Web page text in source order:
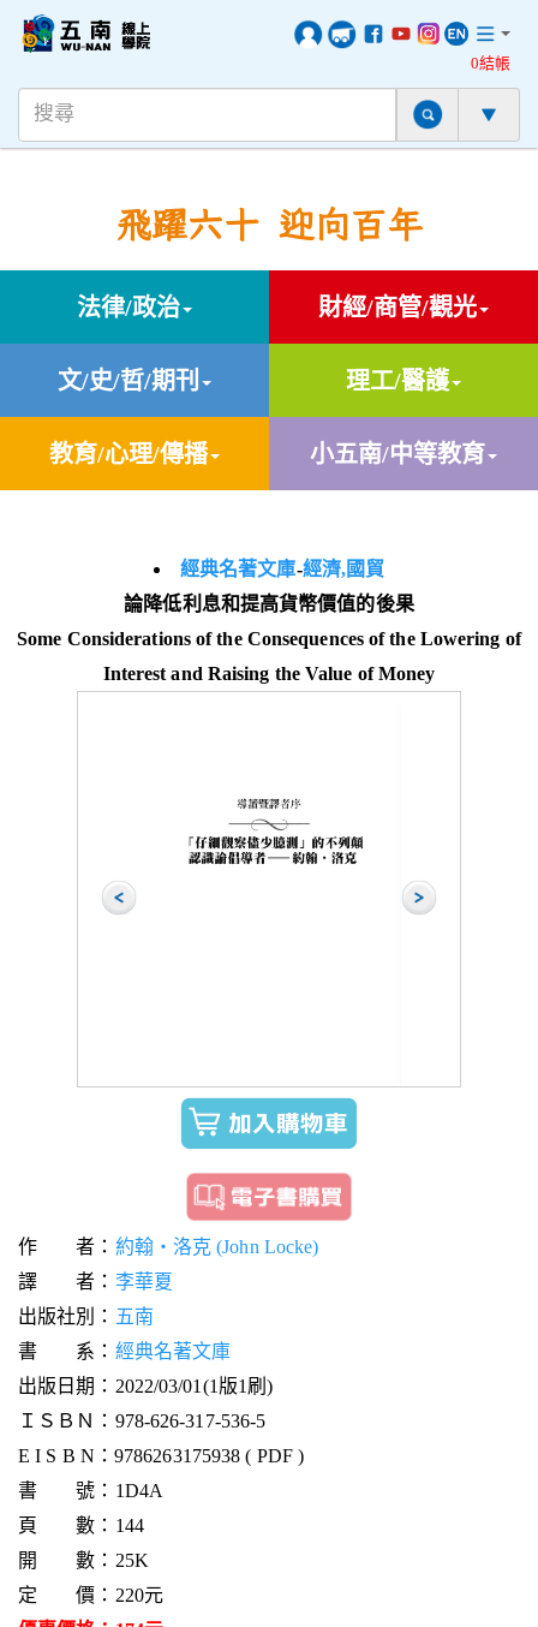
0結帳
飛躍六十 迎向百年
法律/政治 財經/商管/觀光
文/史/哲/期刊 理工/醫護
教育/心理/傳播 小五南/中等教育
經典名著文庫-經濟,國貿
論降低利息和提高貨幣價值的後果
Some Considerations of the Consequences of the Lowering of
Interest and Raising the Value of Money
作 者： 約翰‧洛克 (John Locke)
譯 者： 李華夏
出版社別： 五南
書 系： 經典名著文庫
出版日期：2022/03/01(1版1刷)
ＩＳＢＮ：978-626-317-536-5
E I S B N：9786263175938 ( PDF )
書 號：1D4A
頁 數：144
開 數：25K
定 價：220元